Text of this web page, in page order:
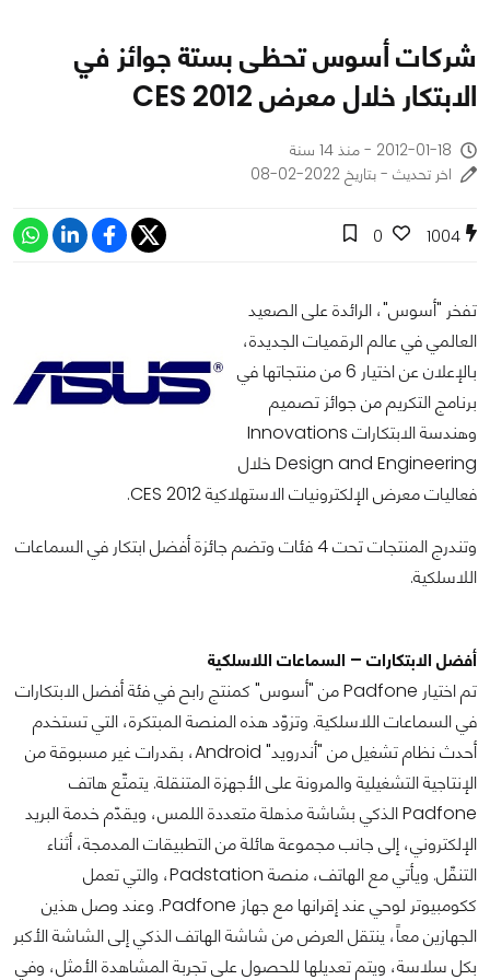
شركات أسوس تحظى بستة جوائز في
الابتكار خلال معرض CES 2012
2012-01-18 - منذ 14 سنة
اخر تحديث - بتاريخ 2022-02-08
1004
0
تفخر "أسوس"، الرائدة على الصعيد
العالمي في عالم الرقميات الجديدة،
بالإعلان عن اختيار 6 من منتجاتها في
برنامج التكريم من جوائز تصميم
وهندسة الابتكارات Innovations
Design and Engineering خلال
فعاليات معرض الإلكترونيات الاستهلاكية CES 2012.
وتندرج المنتجات تحت 4 فئات وتضم جائزة أفضل ابتكار في السماعات
اللاسلكية.
أفضل الابتكارات – السماعات اللاسلكية
تم اختيار Padfone من "أسوس" كمنتج رابح في فئة أفضل الابتكارات
في السماعات اللاسلكية. وتزوّد هذه المنصة المبتكرة، التي تستخدم
أحدث نظام تشغيل من "أندرويد" Android، بقدرات غير مسبوقة من
الإنتاجية التشغيلية والمرونة على الأجهزة المتنقلة. يتمتّع هاتف
Padfone الذكي بشاشة مذهلة متعددة اللمس، ويقدّم خدمة البريد
الإلكتروني، إلى جانب مجموعة هائلة من التطبيقات المدمجة، أثناء
التنقّل. ويأتي مع الهاتف، منصة Padstation، والتي تعمل
ككومبيوتر لوحي عند إقرانها مع جهاز Padfone. وعند وصل هذين
الجهازين معاً، ينتقل العرض من شاشة الهاتف الذكي إلى الشاشة الأكبر
بكل سلاسة، ويتم تعديلها للحصول على تجربة المشاهدة الأمثل، وفي